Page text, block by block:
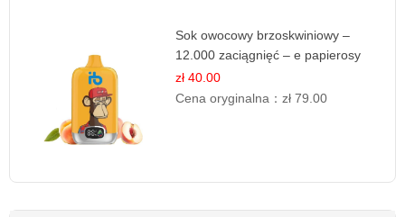
Sok owocowy brzoskwiniowy –
12.000 zaciągnięć – e papierosy
jednorazowe
zł 40.00
Cena oryginalna：zł 79.00